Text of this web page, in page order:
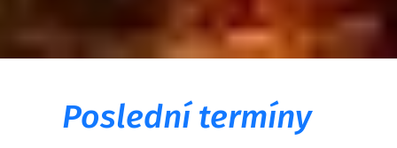
Poslední termíny